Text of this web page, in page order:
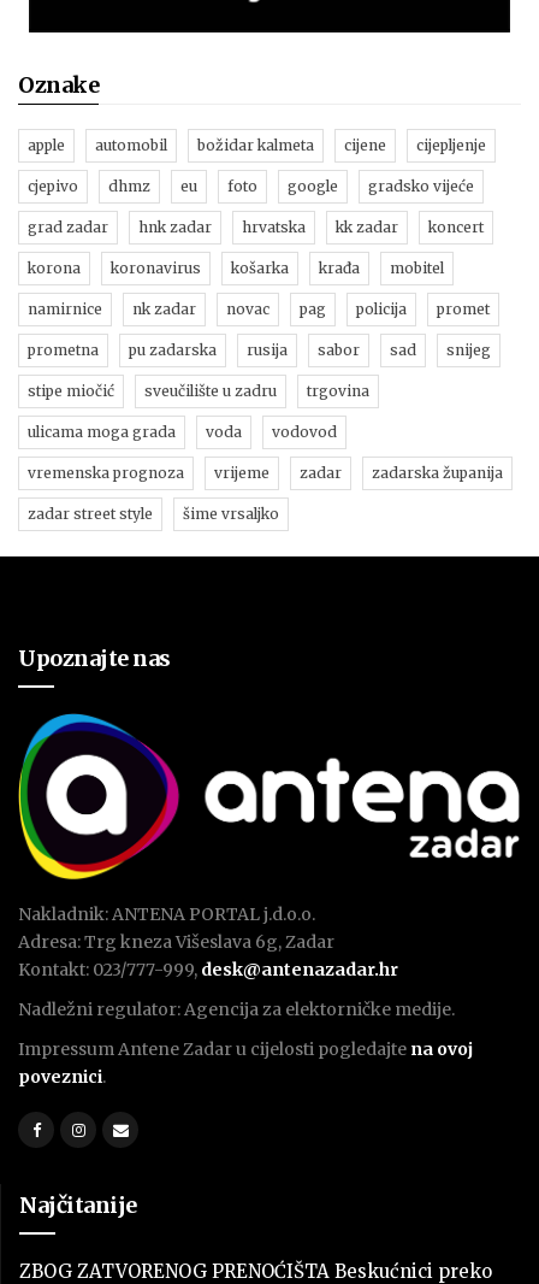
Oznake
apple automobil božidar kalmeta cijene cijepljenje
cjepivo dhmz eu foto google gradsko vijeće
grad zadar hnk zadar hrvatska kk zadar koncert
korona koronavirus košarka krađa mobitel
namirnice nk zadar novac pag policija promet
prometna pu zadarska rusija sabor sad snijeg
stipe miočić sveučilište u zadru trgovina
ulicama moga grada voda vodovod
vremenska prognoza vrijeme zadar zadarska županija
zadar street style šime vrsaljko
Upoznajte nas
Nakladnik: ANTENA PORTAL j.d.o.o.
Adresa: Trg kneza Višeslava 6g, Zadar
Kontakt: 023/777-999, desk@antenazadar.hr
Nadležni regulator: Agencija za elektorničke medije.
Impressum Antene Zadar u cijelosti pogledajte na ovoj
poveznici.
Najčitanije
ZBOG ZATVORENOG PRENOĆIŠTA Beskućnici preko